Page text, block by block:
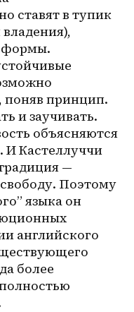
ставят в тупик
формы.
поняв принцип.
и заучивать.
объясняются
Кастеллуччи
—
Поэтому
языка он
английского
более